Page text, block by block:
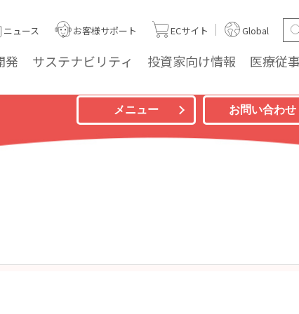
発 サステナビリティ 投資家向け情報 医療従
ニュース お客様サポート ECサイト Global
メニュー お問い合わせ